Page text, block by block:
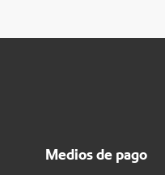
Medios de pago